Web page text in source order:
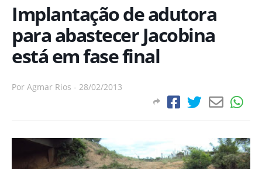
Implantação de adutora
para abastecer Jacobina
está em fase final
Por Agmar Rios - 28/02/2013